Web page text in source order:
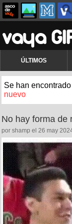
ÚLTIMOS
Se han
nuevo
No hay forma de
por shamp el 26 may